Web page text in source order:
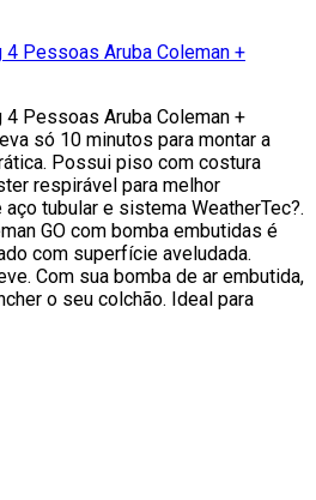
4 Pessoas Aruba Coleman +
4 Pessoas Aruba Coleman +
só 10 minutos para montar a
Possui piso com costura
respirável para melhor
tubular e sistema WeatherTec?.
GO com bomba embutidas é
com superfície aveludada.
Com sua bomba de ar embutida,
o seu colchão. Ideal para